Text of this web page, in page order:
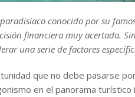
conocido por su
financiera muy acertada.
una serie de factores
que no debe pasarse
en el panorama turístico